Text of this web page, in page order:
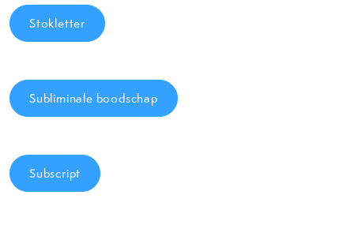
Stokletter
Subliminale boodschap
Subscript